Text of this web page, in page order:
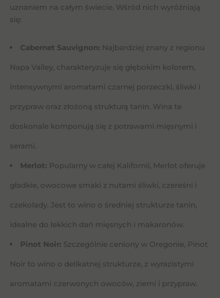
uznaniem na całym świecie. Wśród nich wyróżniają
się:
Cabernet Sauvignon: Najbardziej znany z regionu
Napa Valley, charakteryzuje się głębokim kolorem,
intensywnymi aromatami czarnej porzeczki, śliwki i
przypraw oraz złożoną strukturą tanin. Wina te
doskonale komponują się z potrawami mięsnymi i
serami.
Merlot: Popularny w całej Kalifornii, Merlot oferuje
gładkie, owocowe smaki z nutami śliwki, czereśni i
czekolady. Jest to wino o średniej strukturze tanin,
idealne do lekkich dań mięsnych i makaronów.
Pinot Noir: Szczególnie ceniony w Oregonie, Pinot
Noir to wino o delikatnej strukturze, z wyrazistymi
aromatami czerwonych owoców, ziemi i przypraw.